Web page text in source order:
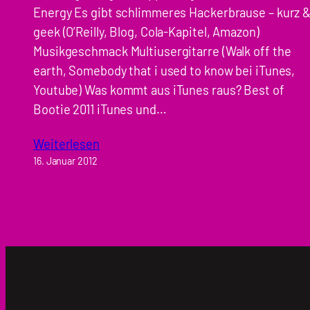
Energy Es gibt schlimmeres Hackerbrause – kurz
geek (O’Reilly, Blog, Cola-Kapitel, Amazon)
Musikgeschmack Multiusergitarre (Walk off the
earth, Somebody that i used to know bei iTunes,
Youtube) Was kommt aus iTunes raus? Best of
Bootie 2011 iTunes und…
Weiterlesen
16. Januar 2012